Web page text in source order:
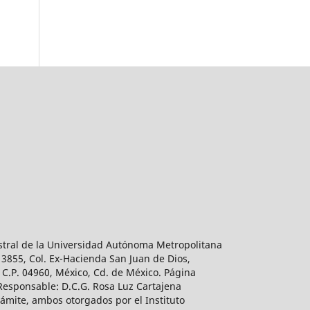
de la Universidad Autónoma Metropolitana
Col. Ex-Hacienda San Juan de Dios,
04960, México, Cd. de México. Página
D.C.G. Rosa Luz Cartajena
ambos otorgados por el Instituto